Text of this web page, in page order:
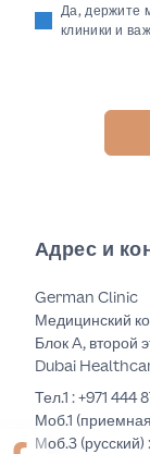
Да, держите
клиники и
Адрес и
German Clinic
Медицинский
Блок A, второй
Dubai
Тел.1 :+971 444
Моб.1
Моб.3 (русский) :